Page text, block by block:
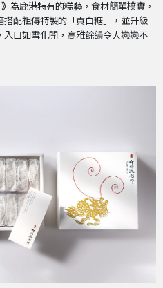
為鹿港特有的糕藝，食材簡單樸實，
配祖傳特製的「貢白糖」，並升級
口如雪化開，高雅餘韻令人戀戀不